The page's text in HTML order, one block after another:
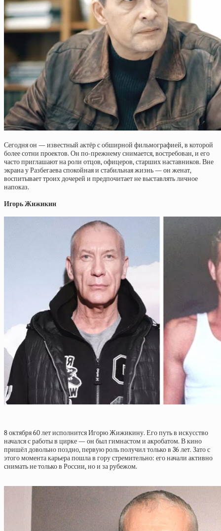
Сегодня он — известный актёр с обширной фильмографией, в которой
более сотни проектов. Он по-прежнему снимается, востребован, и его
часто приглашают на роли отцов, офицеров, старших наставников. Вне
экрана у Разбегаева спокойная и стабильная жизнь — он женат,
воспитывает троих дочерей и предпочитает не выставлять личное
напоказ.
Игорь Жижикин
8 октября 60 лет исполнится Игорю Жижикину. Его путь в искусство
начался с работы в цирке — он был гимнастом и акробатом. В кино
пришёл довольно поздно, первую роль получил только в 36 лет. Зато с
этого момента карьера пошла в гору стремительно: его начали активно
снимать не только в России, но и за рубежом.